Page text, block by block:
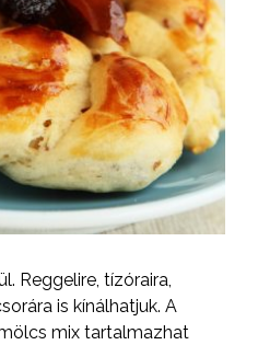
Reggelire, tízóraira,
is kínálhatjuk. A
mix tartalmazhat